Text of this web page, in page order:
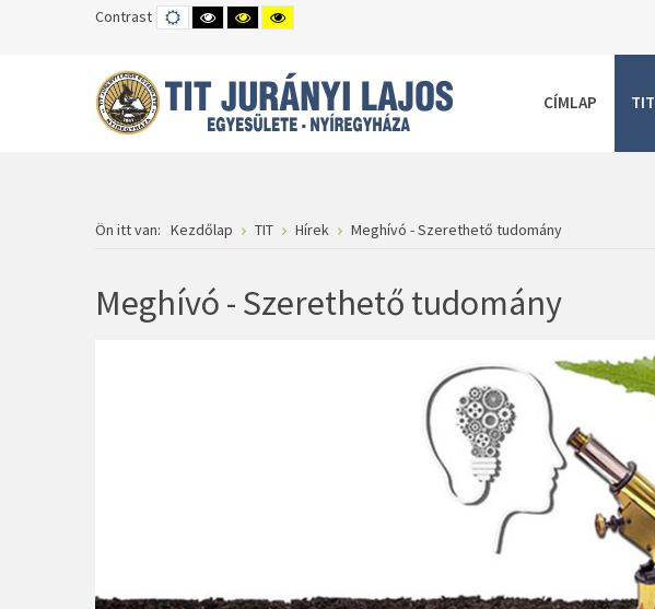
Contrast DEFAULT
MODE
HIGH
CONTRAST
MODE
HIGH
CONTRAST
MODE
HIGH
CONTRAST
MODE
CÍMLAP TIT
Ön itt van: Kezdőlap TIT Hírek Meghívó - Szerethető tudomány
Meghívó - Szerethető tudomány